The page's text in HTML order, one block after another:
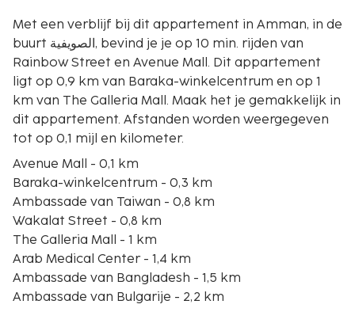
Met een verblijf bij dit appartement in Amman, in de
buurt الصويفية, bevind je je op 10 min. rijden van
Rainbow Street en Avenue Mall. Dit appartement
ligt op 0,9 km van Baraka-winkelcentrum en op 1
km van The Galleria Mall. Maak het je gemakkelijk in
dit appartement. Afstanden worden weergegeven
tot op 0,1 mijl en kilometer.
Avenue Mall - 0,1 km
Baraka-winkelcentrum - 0,3 km
Ambassade van Taiwan - 0,8 km
Wakalat Street - 0,8 km
The Galleria Mall - 1 km
Arab Medical Center - 1,4 km
Ambassade van Bangladesh - 1,5 km
Ambassade van Bulgarije - 2,2 km